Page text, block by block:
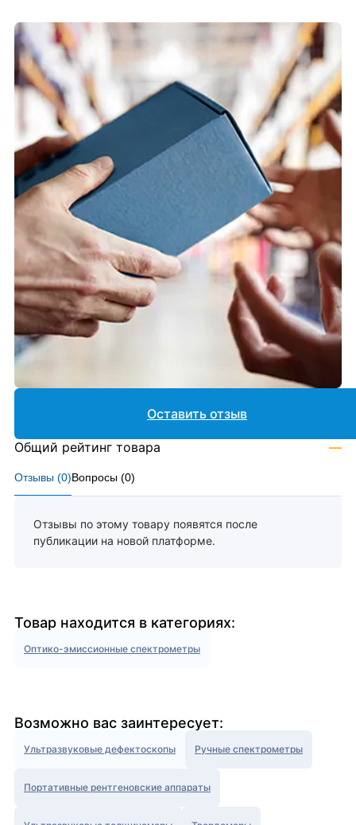
Отзывы (0)Вопросы (0)
Отзывы по этому товару появятся после
публикации на новой платформе.
Оставить отзыв
Общий рейтинг товара —
Товар находится в категориях:
Оптико-эмиссионные спектрометры
Возможно вас заинтересует:
Ультразвуковые дефектоскопы Ручные спектрометры
Портативные рентгеновские аппараты